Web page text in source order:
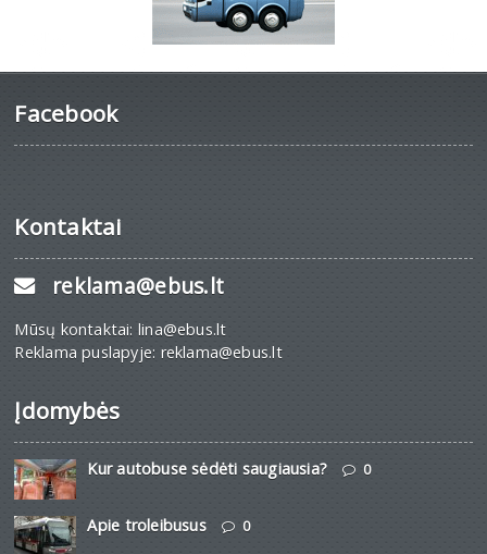
Facebook
Kontaktai
reklama@ebus.lt
Mūsų kontaktai: lina@ebus.lt
Reklama puslapyje: reklama@ebus.lt
Įdomybės
Kur autobuse sėdėti saugiausia? 0
Apie troleibusus 0